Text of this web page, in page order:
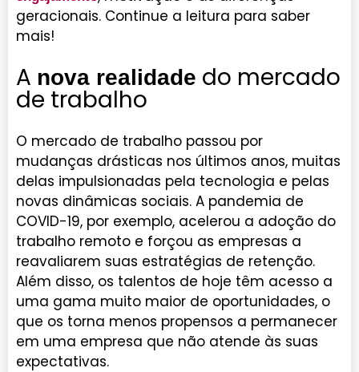
geracionais. Continue a leitura para saber
mais!
A nova realidade do mercado
de trabalho
O mercado de trabalho passou por
mudanças drásticas nos últimos anos, muitas
delas impulsionadas pela tecnologia e pelas
novas dinâmicas sociais. A pandemia de
COVID-19, por exemplo, acelerou a adoção do
trabalho remoto e forçou as empresas a
reavaliarem suas estratégias de retenção.
Além disso, os talentos de hoje têm acesso a
uma gama muito maior de oportunidades, o
que os torna menos propensos a permanecer
em uma empresa que não atende às suas
expectativas.